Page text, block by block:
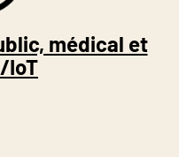
médical et
IoT